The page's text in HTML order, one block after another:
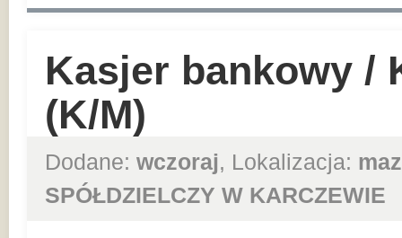
Kasjer bankowy /
(K/M)
Dodane: wczoraj, Lokalizacja:
SPÓŁDZIELCZY W KARCZEWIE